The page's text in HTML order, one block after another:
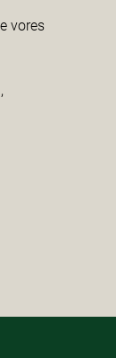
vores